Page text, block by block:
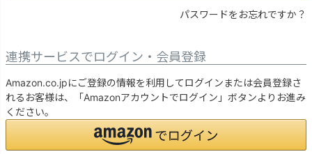
パスワードをお忘れですか？
連携サービスでログイン・会員登録
Amazon.co.jpにご登録の情報を利用してログインまたは会員登録さ
れるお客様は、「Amazonアカウントでログイン」ボタンよりお進み
ください。